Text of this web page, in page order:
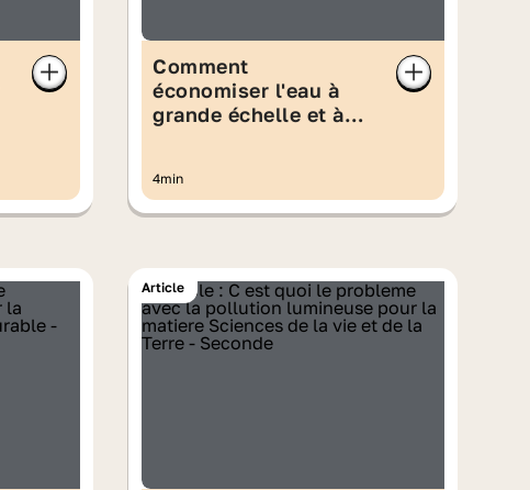
Comment
économiser l'eau à
grande échelle et à
4min
Article